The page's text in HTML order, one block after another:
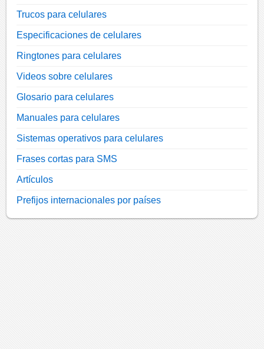
Trucos para celulares
Especificaciones de celulares
Ringtones para celulares
Videos sobre celulares
Glosario para celulares
Manuales para celulares
Sistemas operativos para celulares
Frases cortas para SMS
Artículos
Prefijos internacionales por países